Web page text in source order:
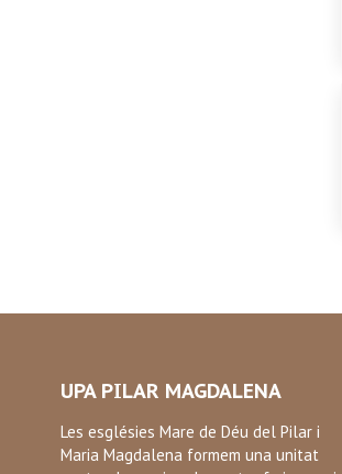
UPA PILAR MAGDALENA
Les esglésies Mare de Déu del Pilar i
Maria Magdalena formem una unitat